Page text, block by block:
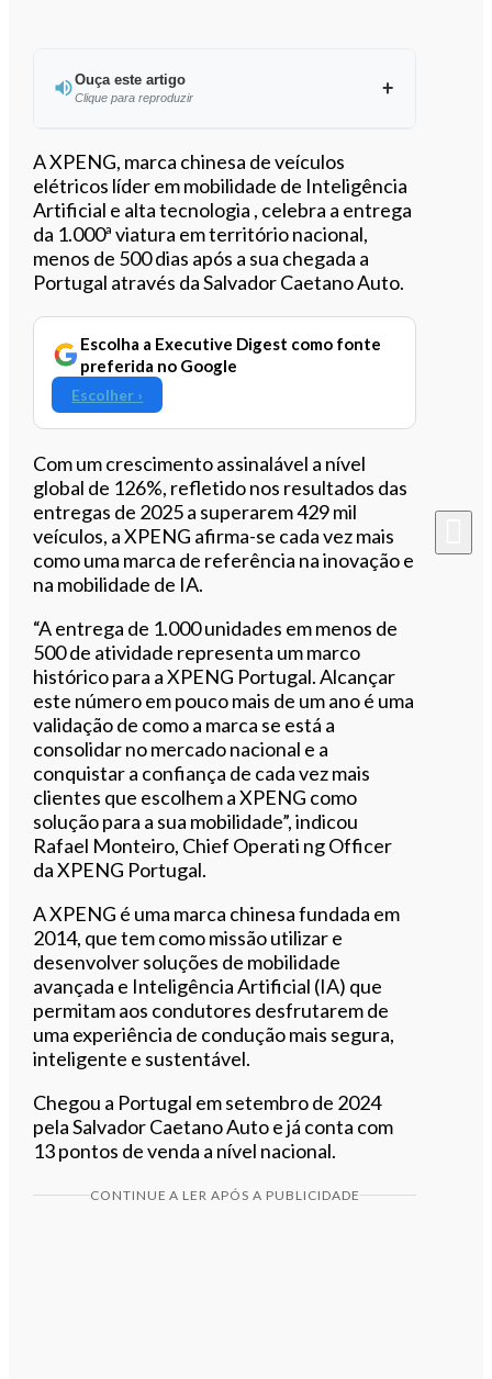
Ouça este artigo
Clique para reproduzir
Ouvir este artigo
A XPENG, marca chinesa de veículos
elétricos líder em mobilidade de Inteligência
Artificial e alta tecnologia , celebra a entrega
da 1.000ª viatura em território nacional,
menos de 500 dias após a sua chegada a
Portugal através da Salvador Caetano Auto.
Escolha a Executive Digest como fonte
preferida no Google
Escolher ›
Com um crescimento assinalável a nível
global de 126%, refletido nos resultados das
entregas de 2025 a superarem 429 mil
veículos, a XPENG afirma-se cada vez mais
como uma marca de referência na inovação e
na mobilidade de IA.
“A entrega de 1.000 unidades em menos de
500 de atividade representa um marco
histórico para a XPENG Portugal. Alcançar
este número em pouco mais de um ano é uma
validação de como a marca se está a
consolidar no mercado nacional e a
conquistar a confiança de cada vez mais
clientes que escolhem a XPENG como
solução para a sua mobilidade”, indicou
Rafael Monteiro, Chief Operati ng Officer
da XPENG Portugal.
A XPENG é uma marca chinesa fundada em
2014, que tem como missão utilizar e
desenvolver soluções de mobilidade
avançada e Inteligência Artificial (IA) que
permitam aos condutores desfrutarem de
uma experiência de condução mais segura,
inteligente e sustentável.
Chegou a Portugal em setembro de 2024
pela Salvador Caetano Auto e já conta com
13 pontos de venda a nível nacional.
CONTINUE A LER APÓS A PUBLICIDADE